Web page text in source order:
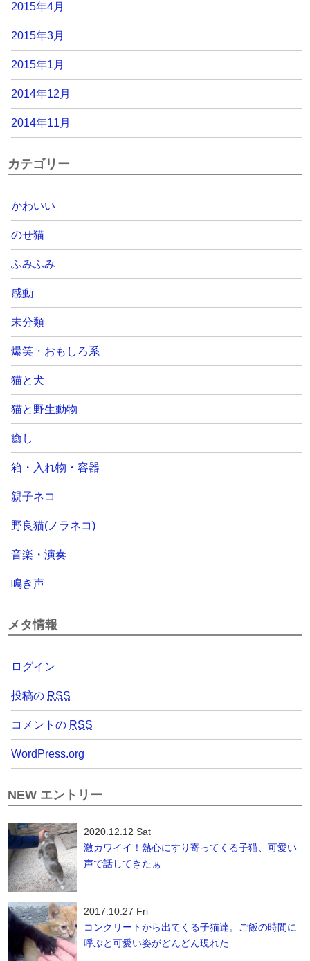
2015年4月
2015年3月
2015年1月
2014年12月
2014年11月
カテゴリー
かわいい
のせ猫
ふみふみ
感動
未分類
爆笑・おもしろ系
猫と犬
猫と野生動物
癒し
箱・入れ物・容器
親子ネコ
野良猫(ノラネコ)
音楽・演奏
鳴き声
メタ情報
ログイン
投稿の RSS
コメントの RSS
WordPress.org
NEW エントリー
2020.12.12 Sat
激カワイイ！熱心にすり寄ってくる子猫、可愛い
声で話してきたぁ
2017.10.27 Fri
コンクリートから出てくる子猫達。ご飯の時間に
呼ぶと可愛い姿がどんどん現れた